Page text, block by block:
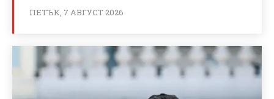
ПЕТЪК, 7 АВГУСТ 2026